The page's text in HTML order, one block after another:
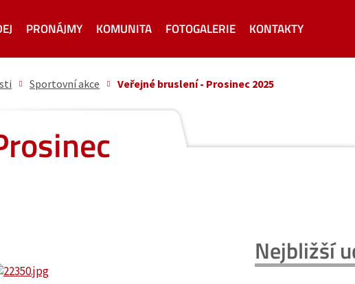
PRONÁJMY KOMUNITA FOTOGALERIE KONTAKTY
Sportovní akce Veřejné bruslení - Prosinec 2025
Nejbližší